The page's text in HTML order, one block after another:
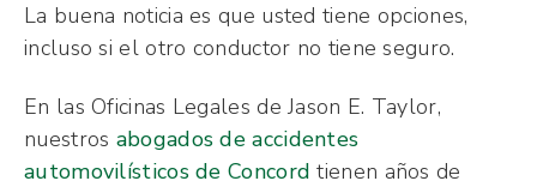
La buena noticia es que usted tiene opciones,
incluso si el otro conductor no tiene seguro.
En las Oficinas Legales de Jason E. Taylor,
nuestros abogados de accidentes
automovilísticos de Concord tienen años de